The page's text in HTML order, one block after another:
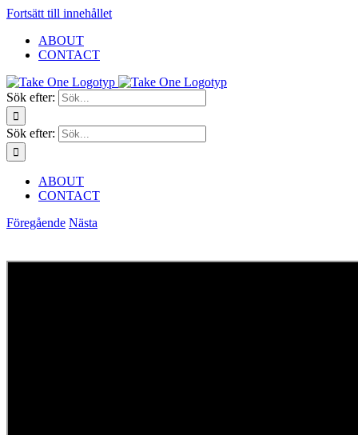
Fortsätt till innehållet
ABOUT
CONTACT
Sök efter:
Sök efter:
ABOUT
CONTACT
Föregående Nästa